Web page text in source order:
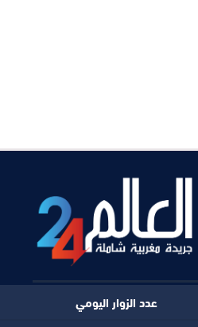
عدد الزوار اليومي